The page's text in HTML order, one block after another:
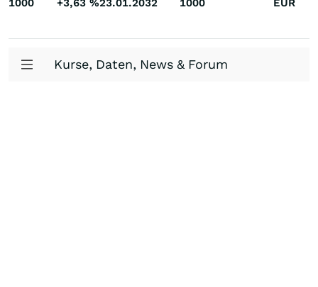
1000 +3,63 %23.01.2032 1000 EUR
Kurse, Daten, News & Forum